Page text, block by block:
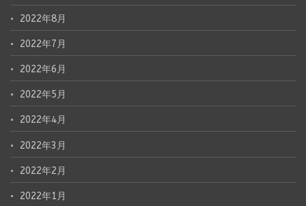
2022年8月
2022年7月
2022年6月
2022年5月
2022年4月
2022年3月
2022年2月
2022年1月